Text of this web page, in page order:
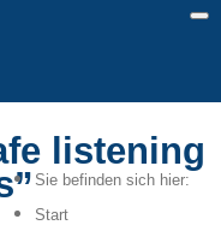
Sie befinden sich hier:
Start
listening